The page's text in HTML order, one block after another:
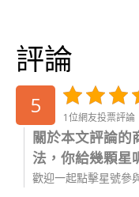
評論
5 1位網友投票評論
關於本文評論的
法，你給幾顆星
歡迎一起點擊星號參